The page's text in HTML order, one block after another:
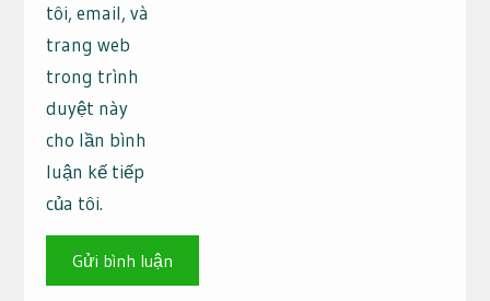
tôi, email, và
trang web
trong trình
duyệt này
cho lần bình
luận kế tiếp
của tôi.